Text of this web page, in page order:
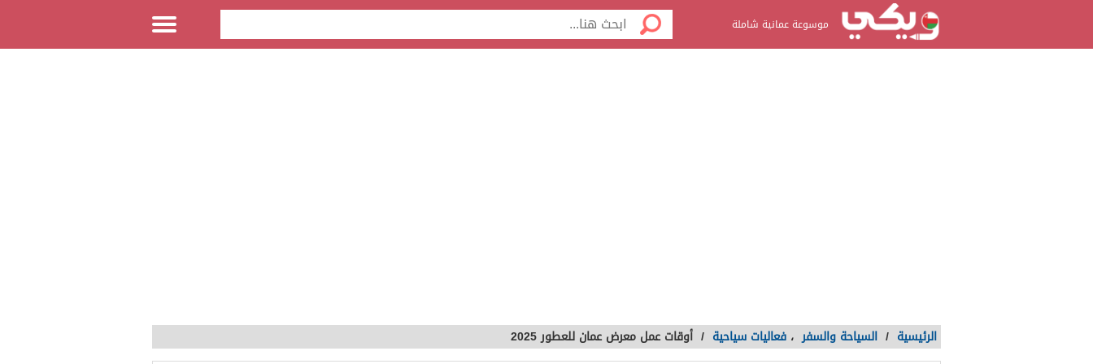
موسوعة عمانية شاملة
الرئيسية / السياحة والسفر ، فعاليات سياحية / أوقات عمل معرض عمان للعطور 2025